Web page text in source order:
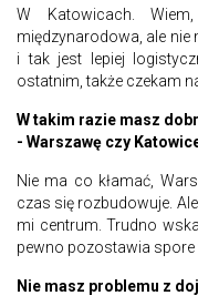
W Katowicach.
międzynarodowa, ale
i tak jest lepiej
ostatnim, także czekam
W takim razie masz
- Warszawę czy
Nie ma co kłamać,
czas się rozbudowuje.
mi centrum. Trudno
pewno pozostawia spore
Nie masz problemu z